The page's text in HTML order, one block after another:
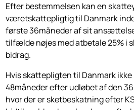
Efter bestemmelsen kan en
væretskattepligtig til Danmark
første 36måneder af sit
tilfælde nøjes med atbetale 25% i
bidrag.
Hvis skattepligten til Danmark
48måneder efter udløbet af den
hvor der er sketbeskatning efter